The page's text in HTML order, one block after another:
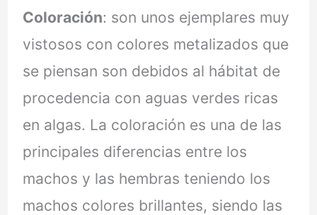
Coloración: son unos ejemplares muy
vistosos con colores metalizados que
se piensan son debidos al hábitat de
procedencia con aguas verdes ricas
en algas. La coloración es una de las
principales diferencias entre los
machos y las hembras teniendo los
machos colores brillantes, siendo las